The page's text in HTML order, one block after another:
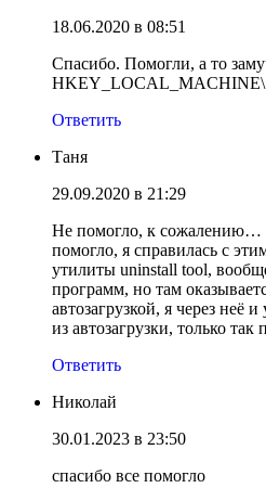
18.06.2020 в 08:51
Спасибо. Помогли, а то
Ответить
Таня
29.09.2020 в 21:29
Не помогло, к сожалению…
помогло, я справилась с
утилиты uninstall tool,
программ, но там
автозагрузкой, я через неё
из автозагрузки, только так
Ответить
Николай
30.01.2023 в 23:50
спасибо все помогло